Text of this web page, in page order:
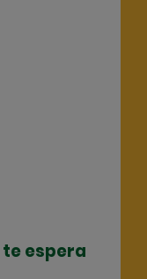
te espera